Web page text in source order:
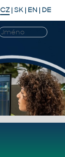
CZ |SK | EN | DE